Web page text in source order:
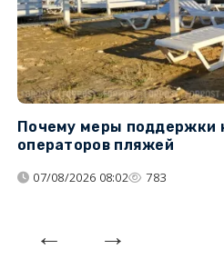
Почему меры поддержки
операторов пляжей
07/08/2026 08:02 783